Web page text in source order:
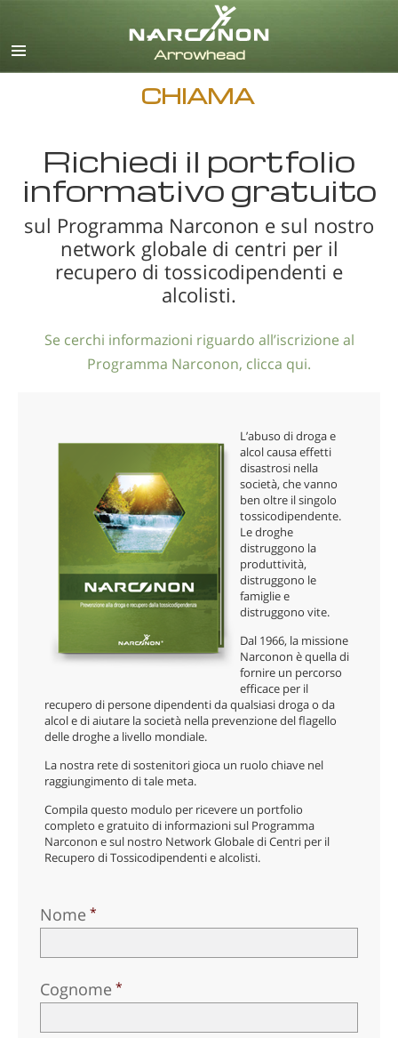
tedesco
ebraico
ungherese
italiano
giapponese
olandese
russo
svedese
arabo
ucraino
croato
turco
CHIAMA
Richiedi il portfolio
informativo gratuito
sul Programma Narconon e sul nostro
network globale di centri per il
recupero di tossicodipendenti e
alcolisti.
Se cerchi informazioni riguardo all’iscrizione al
Programma Narconon, clicca qui.
L’abuso di droga e
alcol causa effetti
disastrosi nella
società, che vanno
ben oltre il singolo
tossicodipendente.
Le droghe
distruggono la
produttività,
distruggono le
famiglie e
distruggono vite.
Dal 1966, la missione
Narconon è quella di
fornire un percorso
efficace per il
recupero di persone dipendenti da qualsiasi droga o da
alcol e di aiutare la società nella prevenzione del flagello
delle droghe a livello mondiale.
La nostra rete di sostenitori gioca un ruolo chiave nel
raggiungimento di tale meta.
Compila questo modulo per ricevere un portfolio
completo e gratuito di informazioni sul Programma
Narconon e sul nostro Network Globale di Centri per il
Recupero di Tossicodipendenti e alcolisti.
Nome
Cognome